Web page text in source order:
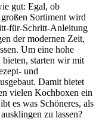
gut: Egal, ob
Sortiment wird
für-Schritt-Anleitung
der modernen Zeit,
Um eine hohe
bieten, starten wir mit
und
Damit bietet
vielen Kochboxen ein
es was Schöneres, als
zu lassen?